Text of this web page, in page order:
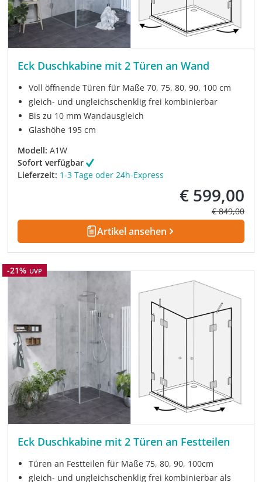
Eck Duschkabine mit 2 Türen an Wand
Voll öffnende Türen für Maße 70, 75, 80, 90, 100 cm
gleich- und ungleichschenklig frei kombinierbar
Bis zu 10 mm Wandausgleich
Glashöhe 195 cm
Modell: A1W
Sofort verfügbar
Lieferzeit: 1-3 Tage oder 24h-Express
Verkaufspreis:
€ 599,00
Regulärer
€ 849,00
Artikel ansehen
Rabatt
-21% UVP
Eck Duschkabine mit 2 Türen an Festteilen
Türen an Festteilen für Maße 75, 80, 90, 100cm
gleich- und ungleichschenklig frei kombinierbar als